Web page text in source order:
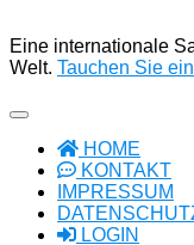
Eine internationale
Welt. Tauchen Sie
HOME
KONTAKT
IMPRESSUM
LOGIN